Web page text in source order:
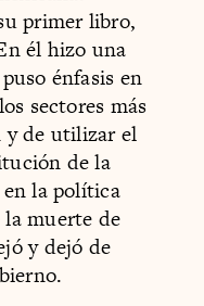
primer libro,
él hizo una
énfasis en
sectores más
y de utilizar el
de la
la política
muerte de
y dejó de